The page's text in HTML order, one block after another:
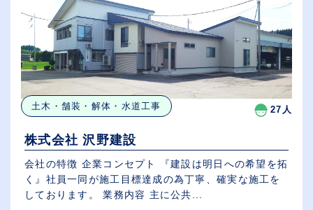
休日数が多い順
土木・舗装・解体・水道工事 27人
株式会社 沢野建設
会社の特徴 企業コンセプト 『建設は明日への希望を拓
く』社員一同が施工目標達成の為丁寧、確実な施工を
しております。 業務内容 主に公共...